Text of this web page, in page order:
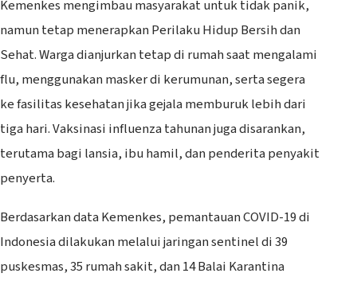
Kemenkes mengimbau masyarakat untuk tidak panik,
namun tetap menerapkan Perilaku Hidup Bersih dan
Sehat. Warga dianjurkan tetap di rumah saat mengalami
flu, menggunakan masker di kerumunan, serta segera
ke fasilitas kesehatan jika gejala memburuk lebih dari
tiga hari. Vaksinasi influenza tahunan juga disarankan,
terutama bagi lansia, ibu hamil, dan penderita penyakit
penyerta.
‎Berdasarkan data Kemenkes, pemantauan COVID-19 di
Indonesia dilakukan melalui jaringan sentinel di 39
puskesmas, 35 rumah sakit, dan 14 Balai Karantina